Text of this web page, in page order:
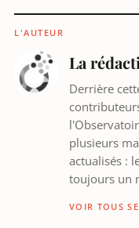
L'AUTEUR
La
Derrière
plusieurs
actualisés :
toujours un
VOIR TOUS